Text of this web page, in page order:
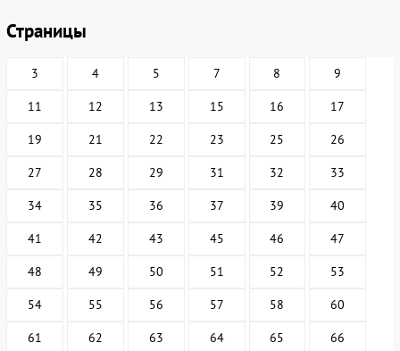
Страницы
3 4 5 7 8 9
11 12 13 15 16 17
19 21 22 23 25 26
27 28 29 31 32 33
34 35 36 37 39 40
41 42 43 45 46 47
48 49 50 51 52 53
54 55 56 57 58 60
61 62 63 64 65 66